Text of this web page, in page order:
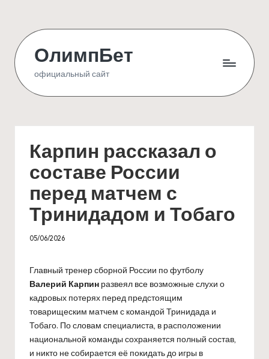
content
ОлимпБет
официальный сайт
Карпин рассказал о
составе России
перед матчем с
Тринидадом и Тобаго
05/06/2026
Главный тренер сборной России по футболу
Валерий Карпин развеял все возможные слухи о
кадровых потерях перед предстоящим
товарищеским матчем с командой Тринидада и
Тобаго. По словам специалиста, в расположении
национальной команды сохраняется полный состав,
и никто не собирается её покидать до игры в